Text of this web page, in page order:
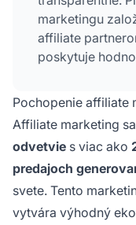
marketingu
affiliate
poskytuje
Úspech závisí
tvorby
u publika.
Pochopenie affiliate
Affiliate marketing
odvetvie s viac ako
predajoch
svete. Tento
vytvára výhodný